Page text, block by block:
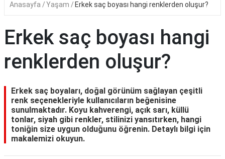
Anasayfa Yaşam Erkek saç boyası hangi renklerden oluşur?
Erkek saç boyası hangi
renklerden oluşur?
Erkek saç boyaları, doğal görünüm sağlayan çeşitli
renk seçenekleriyle kullanıcıların beğenisine
sunulmaktadır. Koyu kahverengi, açık sarı, küllü
tonlar, siyah gibi renkler, stilinizi yansıtırken, hangi
toniğin size uygun olduğunu öğrenin. Detaylı bilgi için
makalemizi okuyun.